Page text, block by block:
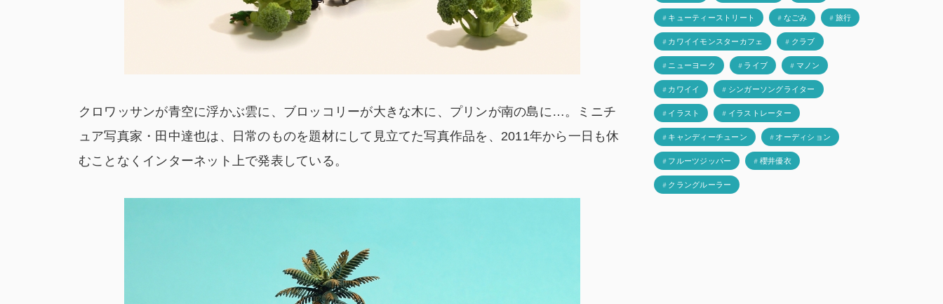
クロワッサンが青空に浮かぶ雲に、ブロッコリーが大きな木に、プリンが南の島に…。ミニチ
ュア写真家・田中達也は、日常のものを題材にして見立てた写真作品を、2011年から一日も休
むことなくインターネット上で発表している。
# キューティーストリート # なごみ # 旅行
# カワイイモンスターカフェ # クラブ
# ニューヨーク # ライブ # マノン
# カワイイ # シンガーソングライター
# イラスト # イラストレーター
# キャンディーチューン # オーディション
# フルーツジッパー # 櫻井優衣
# クラングルーラー